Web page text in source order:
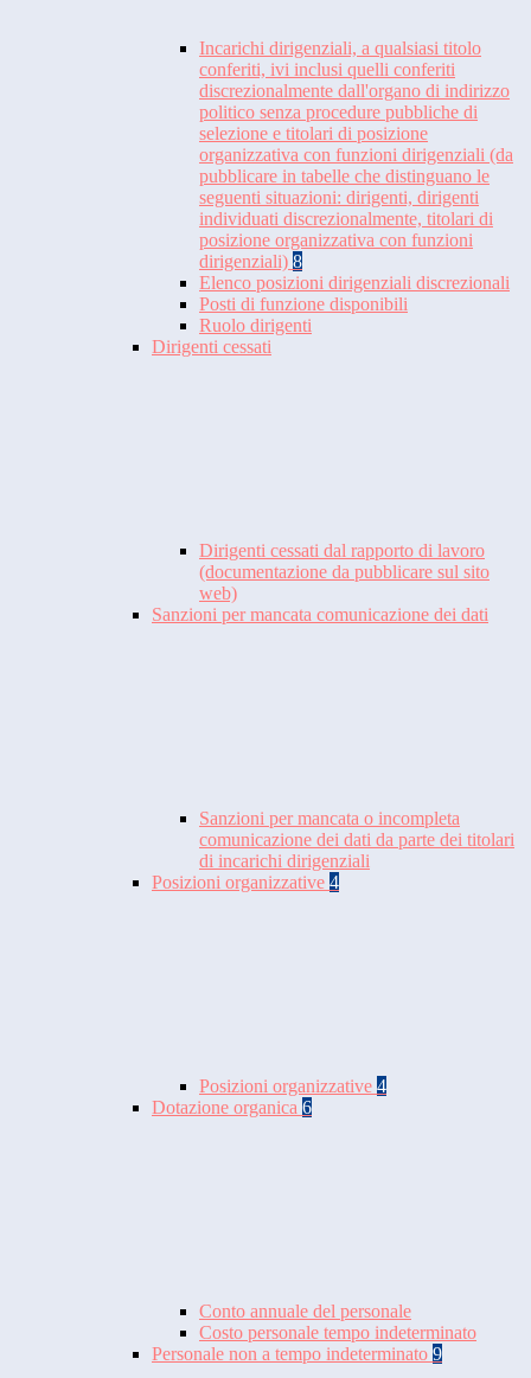
Incarichi dirigenziali, a qualsiasi titolo
conferiti, ivi inclusi quelli conferiti
discrezionalmente dall'organo di indirizzo
politico senza procedure pubbliche di
selezione e titolari di posizione
organizzativa con funzioni dirigenziali (da
pubblicare in tabelle che distinguano le
seguenti situazioni: dirigenti, dirigenti
individuati discrezionalmente, titolari di
posizione organizzativa con funzioni
dirigenziali) 8
Elenco posizioni dirigenziali discrezionali
Posti di funzione disponibili
Ruolo dirigenti
Dirigenti cessati
Dirigenti cessati dal rapporto di lavoro
(documentazione da pubblicare sul sito
web)
Sanzioni per mancata comunicazione dei dati
Sanzioni per mancata o incompleta
comunicazione dei dati da parte dei titolari
di incarichi dirigenziali
Posizioni organizzative 4
Posizioni organizzative 4
Dotazione organica 6
Conto annuale del personale
Costo personale tempo indeterminato
Personale non a tempo indeterminato 9